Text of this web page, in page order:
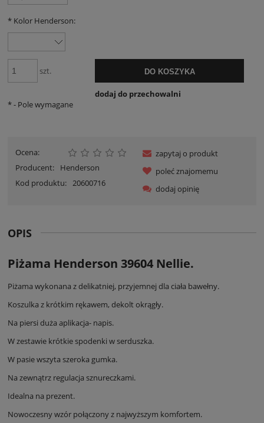
* Kolor Henderson:
szt. DO KOSZYKA
dodaj do przechowalni
*- Pole wymagane
Ocena:
Producent:
Henderson
Kod produktu: 20600716
zapytaj o produkt
poleć znajomemu
dodaj opinię
OPIS
Piżama Henderson 39604 Nellie.
Piżama wykonana z delikatniej, przyjemnej dla ciała bawełny.
Koszulka z krótkim rękawem, dekolt okrągły.
Na piersi duża aplikacja- napis.
W zestawie krótkie spodenki w serduszka.
W pasie wszyta szeroka gumka.
Na zewnątrz regulacja sznureczkami.
Idealna na prezent.
Nowoczesny wzór połączony z najwyższym komfortem.